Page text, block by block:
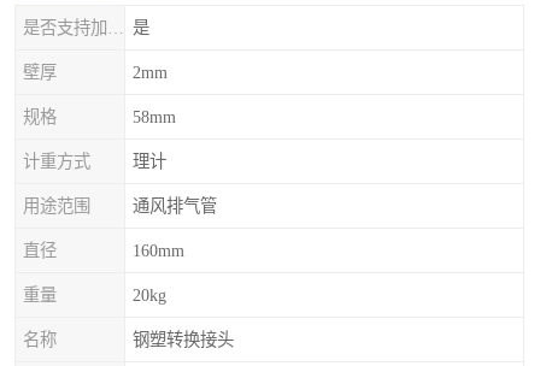
是
壁厚 2mm
规格 58mm
计重方式 理计
用途范围 通风排气管
直径 160mm
重量 20kg
名称 钢塑转换接头